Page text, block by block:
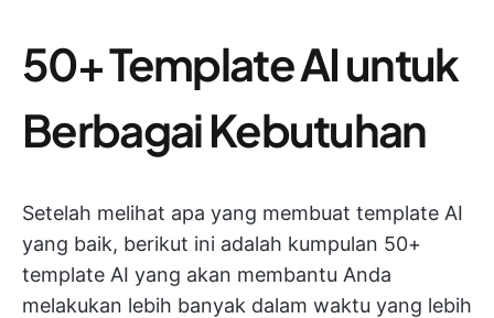
50+ Template AI untuk
Berbagai Kebutuhan
Setelah melihat apa yang membuat template AI
yang baik, berikut ini adalah kumpulan 50+
template AI yang akan membantu Anda
melakukan lebih banyak dalam waktu yang lebih